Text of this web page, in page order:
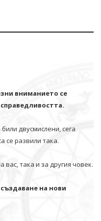
вниманието се
двусмислени, сега
се развили така.
така и за другия човек.
на нови